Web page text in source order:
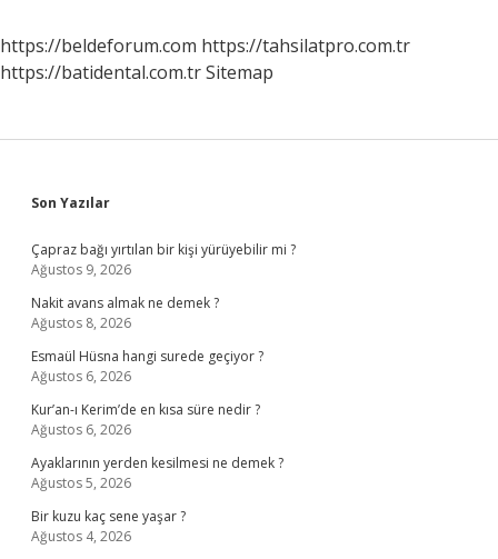
https://beldeforum.com https://tahsilatpro.com.tr
https://batidental.com.trSitemap
Sidebar
Son Yazılar
Çapraz bağı yırtılan bir kişi yürüyebilir mi ?
Ağustos 9, 2026
Nakit avans almak ne demek ?
Ağustos 8, 2026
Esmaül Hüsna hangi surede geçiyor ?
Ağustos 6, 2026
Kur’an-ı Kerim’de en kısa süre nedir ?
Ağustos 6, 2026
Ayaklarının yerden kesilmesi ne demek ?
Ağustos 5, 2026
Bir kuzu kaç sene yaşar ?
Ağustos 4, 2026